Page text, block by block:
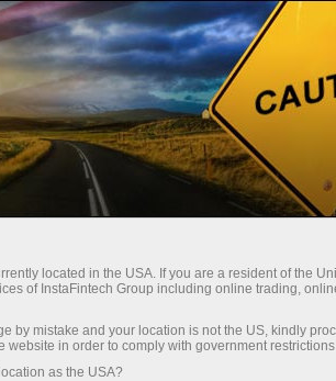
Berita Pasar Forex
MINYAK MENTAH
LEBIH TAJAM DARI
PERKIRAAN
located in the USA. If you are a resident of the
of InstaFintech Group including online trading,
by mistake and your location is not the US, kindly
website in order to comply with government
as the USA?